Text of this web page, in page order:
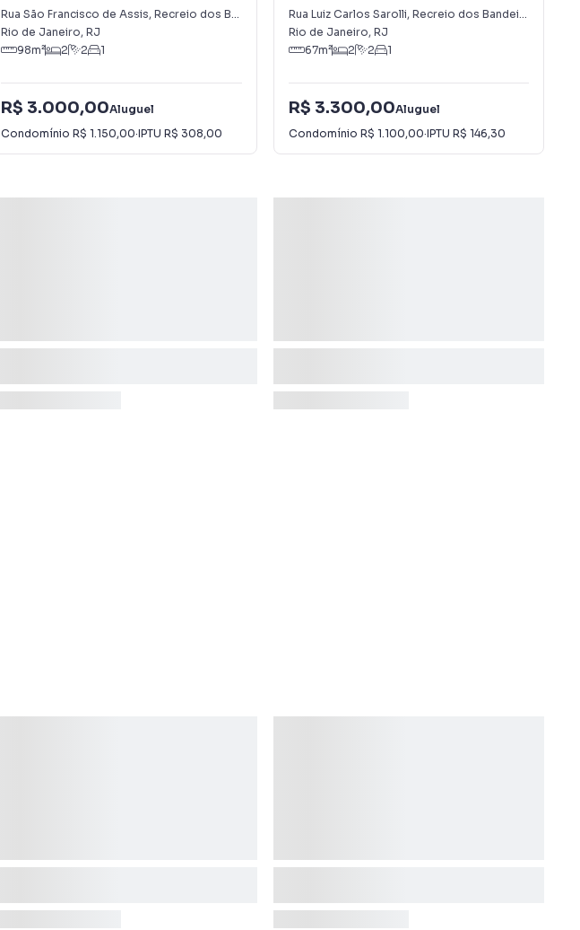
Alugar em Recreio dos Bandeirantes
Rua São Francisco de Assis, Recreio dos Bandeirantes
Rio de Janeiro, RJ
98m² 2 2 1
R$ 3.000,00Aluguel
Condomínio R$ 1.150,00·IPTU R$ 308,00
Alugar em Recreio dos Bandeirantes
Rua Luiz Carlos Sarolli, Recreio dos Bandeirantes
Rio de Janeiro, RJ
67m² 2 2 1
R$ 3.300,00Aluguel
Condomínio R$ 1.100,00·IPTU R$ 146,30